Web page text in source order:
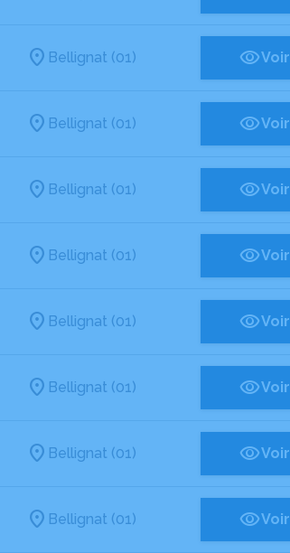
Bellignat (01) Voir
Bellignat (01) Voir
Bellignat (01) Voir
Bellignat (01) Voir
Bellignat (01) Voir
Bellignat (01) Voir
Bellignat (01) Voir
Bellignat (01) Voir